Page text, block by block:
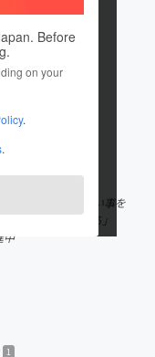
Before
on your
.
.
投稿しています
まだ経験した事ない事を
「まずやってみる」
中
1